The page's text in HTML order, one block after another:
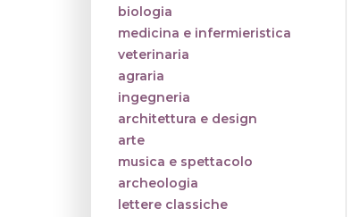
biologia
medicina e infermieristica
veterinaria
agraria
ingegneria
architettura e design
arte
musica e spettacolo
archeologia
lettere classiche